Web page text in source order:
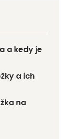
a kedy je
a ich
na